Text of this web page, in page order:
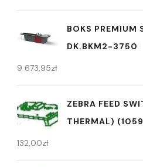
BOKS PREMIUM
DK.BKM2-3750
9 673,95zł
ZEBRA FEED
THERMAL)
132,00zł